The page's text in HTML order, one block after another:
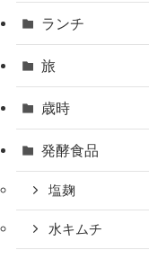
ランチ
旅
歳時
発酵食品
塩麹
水キムチ